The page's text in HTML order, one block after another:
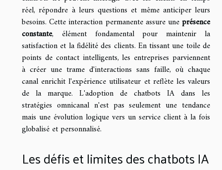
réel, répondre à leurs questions et même anticiper leurs
besoins. Cette interaction permanente assure uneprésence
constante, élément fondamental pour maintenir la
satisfaction et la fidélité des clients. En tissant une toile de
points de contact intelligents, les entreprises parviennent
à créer une trame d'interactions sans faille, où chaque
canal enrichit l'expérience utilisateur et reflète les valeurs
de la marque. L'adoption de chatbots IA dans les
stratégies omnicanal n'est pas seulement une tendance
mais une évolution logique vers un service client à la fois
globalisé et personnalisé.
Les défis et limites des chatbots IA